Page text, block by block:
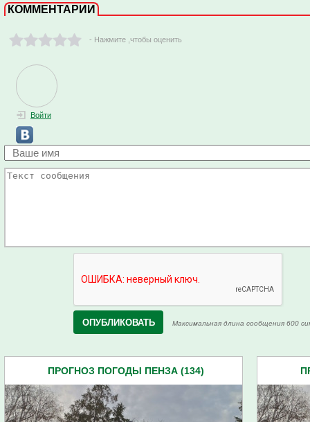
КОММЕНТАРИИ
- Нажмите ,чтобы оценить
Войти
Максимальная длина сообщения 600
ПРОГНОЗ ПОГОДЫ ПЕНЗА (134)